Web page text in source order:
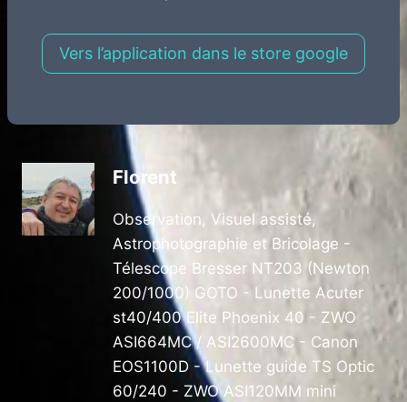
Vers l’application dans le store google
Florent
Observation, Visuel assisté,
Astrophotographie et Bricolage -
Télescope Bresser NT203 (Newton
200/1000) GOTO - Lunette Acuter
st40/400 Elite Phoenix 40 - ZWO
ASI664MC / ASI2600MC - Canon
EOS1100D - Lunette guide TS Optic
60/240 - ZWO ASI120MM mini